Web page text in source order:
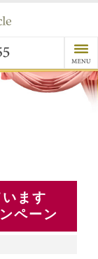
ます
ペーン